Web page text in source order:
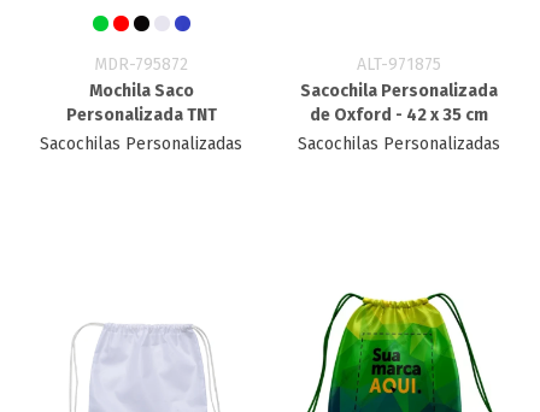
MDR-795872
Mochila Saco
Personalizada TNT
Sacochilas Personalizadas
ALT-971875
Sacochila Personalizada
de Oxford - 42 x 35 cm
Sacochilas Personalizadas